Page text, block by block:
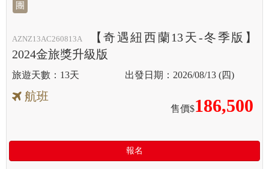
團
AZNZ13AC260813A
【奇遇紐西蘭13天-冬季版】
2024金旅獎升級版
13天 2026/08/13 (四)
航班
售價$186,500
報名